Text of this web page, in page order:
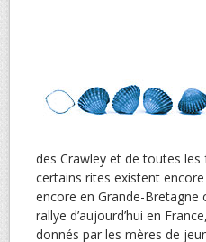
des Crawley et de toutes
certains rites existent
encore en Grande-Bretagne
rallye d’aujourd’hui en
donnés par les mères de